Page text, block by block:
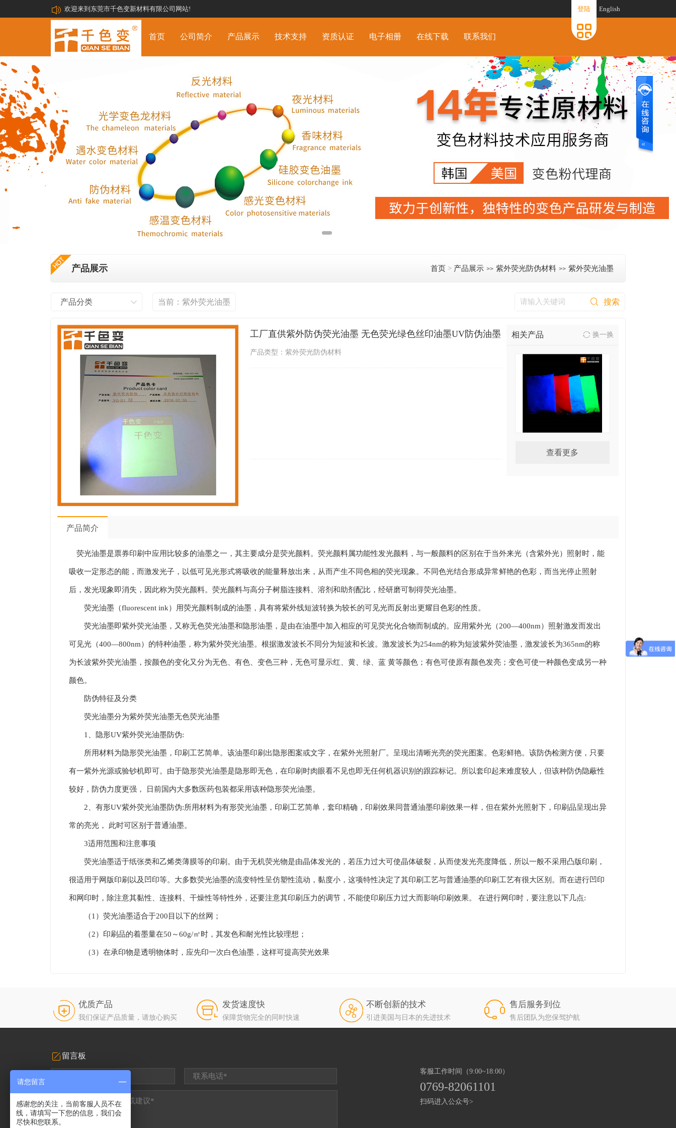
欢迎来到东莞市千色变新材料有限公司网站! English
登陆
首页 公司简介 产品展示 技术支持 资质认证 电子相册 在线下载 联系我们
产品展示 首页 > 产品展示 >> 紫外荧光防伪材料 >> 紫外荧光油墨
产品分类 当前： 紫外荧光油墨
工厂直供紫外防伪荧光油墨 无色荧光绿色丝印油墨UV防伪油墨
产品类型：紫外荧光防伪材料
相关产品 换一换
紫外防伪荧光粉 隐形荧光
UV防伪油墨
墨 无色荧光红色丝印油墨
UV防伪油墨
查看更多
产品简介
荧光油墨是票券印刷中应用比较多的油墨之一，其主要成分是荧光颜料。荧光颜料属功能性发光颜料，与一般颜料的区别在于当外来光（含紫外光）照射时，能
吸收一定形态的能，而激发光子，以低可见光形式将吸收的能量释放出来，从而产生不同色相的荧光现象。不同色光结合形成异常鲜艳的色彩，而当光停止照射
后，发光现象即消失，因此称为荧光颜料。荧光颜料与高分子树脂连接料、溶剂和助剂配比，经研磨可制得荧光油墨。
荧光油墨（fluorescent ink）用荧光颜料制成的油墨，具有将紫外线短波转换为较长的可见光而反射出更耀目色彩的性质。
荧光油墨即紫外荧光油墨，又称无色荧光油墨和隐形油墨，是由在油墨中加入相应的可见荧光化合物而制成的。应用紫外光（200—400nm）照射激发而发出
可见光（400—800nm）的特种油墨，称为紫外荧光油墨。根据激发波长不同分为短波和长波。激发波长为254nm的称为短波紫外荧油墨，激发波长为365nm的称
为长波紫外荧光油墨，按颜色的变化又分为无色、有色、变色三种，无色可显示红、黄、绿、蓝 黄等颜色；有色可使原有颜色发亮；变色可使一种颜色变成另一种
颜色。
防伪特征及分类
荧光油墨分为紫外荧光油墨无色荧光油墨
1、隐形UV紫外荧光油墨防伪:
所用材料为隐形荧光油墨，印刷工艺简单。该油墨印刷出隐形图案或文字，在紫外光照射厂。呈现出清晰光亮的荧光图案。色彩鲜艳。该防伪检测方便，只要
有一紫外光源或验钞机即可。由于隐形荧光油墨是隐形即无色，在印刷时肉眼看不见也即无任何机器识别的跟踪标记。所以套印起来难度较人，但该种防伪隐蔽性
较好，防伪力度更强， 日前国内大多数医药包装都采用该种隐形荧光油墨。
2、有形UV紫外荧光油墨防伪:所用材料为有形荧光油墨，印刷工艺简单，套印精确，印刷效果同普通油墨印刷效果一样，但在紫外光照射下，印刷品呈现出异
常的亮光， 此时可区别于普通油墨。
3适用范围和注意事项
荧光油墨适于纸张类和乙烯类薄膜等的印刷。由于无机荧光物是由晶体发光的，若压力过大可使晶体破裂，从而使发光亮度降低，所以一般不采用凸版印刷，
很适用于网版印刷以及凹印等。大多数荧光油墨的流变特性呈仿塑性流动，黏度小，这项特性决定了其印刷工艺与普通油墨的印刷工艺有很大区别。而在进行凹印
和网印时，除注意其黏性、连接料、干燥性等特性外，还要注意其印刷压力的调节，不能使印刷压力过大而影响印刷效果。 在进行网印时，要注意以下几点:
（1）荧光油墨适合于200目以下的丝网；
（2）印刷品的着墨量在50～60g/㎡时，其发色和耐光性比较理想；
（3）在承印物是透明物体时，应先印一次白色油墨，这样可提高荧光效果
优质产品
我们保证产品质量，请放心购买
发货速度快
保障货物完全的同时快速
不断创新的技术
引进美国与日本的先进技术
售后服务到位
售后团队为您保驾护航
留言板
客服工作时间（9:00~18:00）
0769-82061101
扫码进入公众号>
请您留言
感谢您的关注，当前客服人员不在
线，请填写一下您的信息，我们会
尽快和您联系。